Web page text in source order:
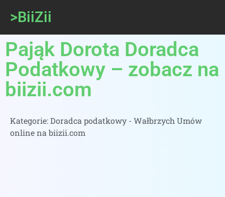
>BiiZii
Pająk Dorota Doradca
Podatkowy – zobacz na
biizii.com
Kategorie:Doradca podatkowy - Wałbrzych Umów
online na biizii.com